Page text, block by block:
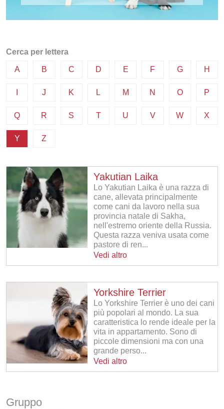
Cerca per lettera
A B C D E F G H
J K L M N O P
Q R S T U V W X
Y Z
Yakutian Laika
Lo Yakutian Laika è una razza di
cane, allevata principalmente
come cani da lavoro nella sua
provincia natale di Sakha,
nell'estremo oriente della Russia.
Questa razza veniva usata come
pastore di ren...
Vedi altro
Yorkshire Terrier
Lo Yorkshire Terrier è uno dei cani
più popolari al mondo. La sua
caratteristica lo rende ideale per la
vita in appartamento. Sono di
piccole dimensioni ma con una
grande perso...
Vedi altro
Gruppo